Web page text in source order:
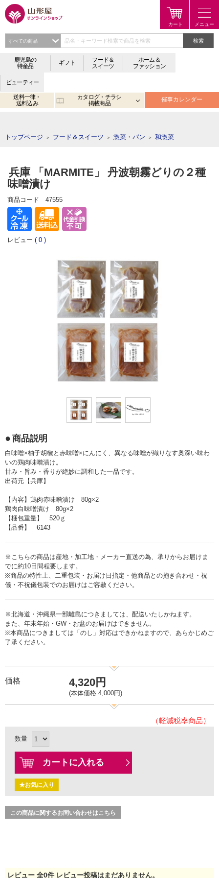
検索
鹿児島の
特産品
ギフト
フード＆
スイーツ
ホーム＆
ファッション
ビューティー
送料一律・
送料込み
カタログ・チラシ
掲載商品
催事カレンダー
トップページ ＞ フード＆スイーツ ＞ 惣菜・パン ＞ 和惣菜
兵庫 「MARMITE」 丹波朝霧どりの２種
味噌漬け
商品コード 47555
レビュー ( 0 )
商品説明
白味噌×柚子胡椒と赤味噌×にんにく、異なる味噌が織りなす奥深い味わ
いの鶏肉味噌漬け。
甘み・旨み・香りが絶妙に調和した一品です。
出荷元【兵庫】
【内容】鶏肉赤味噌漬け 80g×2
鶏肉白味噌漬け 80g×2
【梱包重量】 520ｇ
【品番】 6143
※こちらの商品は産地・加工地・メーカー直送の為、承りからお届けま
でに約10日間程要します。
※商品の特性上、二重包装・お届け日指定・他商品との抱き合わせ・祝
儀・不祝儀包装でのお届けはご容赦ください。
※北海道・沖縄県一部離島につきましては、配送いたしかねます。
また、年末年始・GW・お盆のお届けはできません。
※本商品につきましては「のし」対応はできかねますので、あらかじめご
了承ください。
価格 4,320円
(本体価格 4,000円)
（軽減税率商品）
数量
カートに入れる
★お気に入り
この商品に関するお問い合わせはこちら
レビュー 全0件 レビュー投稿はまだありません。